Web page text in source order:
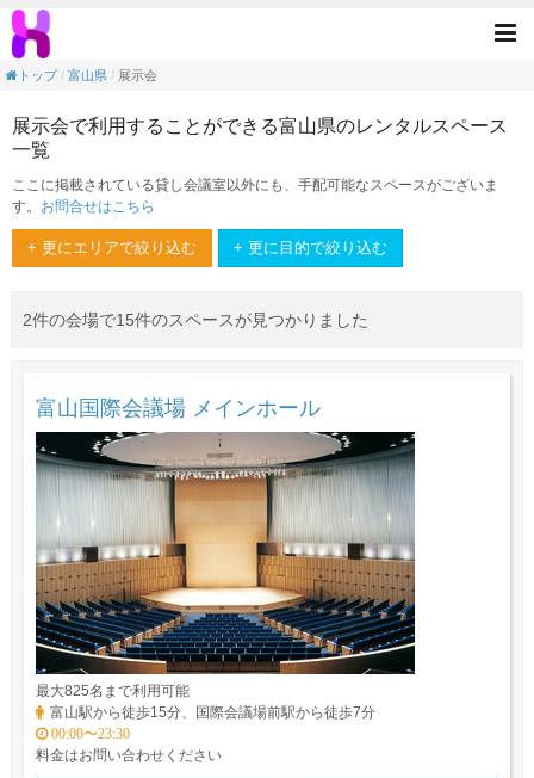
展示会の目的で利用できる富山県のレンタ
トップ
富山県 展示会
展示会で利用することができる富山県のレンタルスペース
一覧
ここに掲載されている貸し会議室以外にも、手配可能なスペースがございま
す。 お問合せはこちら
+ 更にエリアで絞り込む + 更に目的で絞り込む
2件の会場で15件のスペースが見つかりました
富山国際会議場 メインホール
最大825名まで利用可能
富山駅から徒歩15分、国際会議場前駅から徒歩7分
00:00〜23:30
料金はお問い合わせください